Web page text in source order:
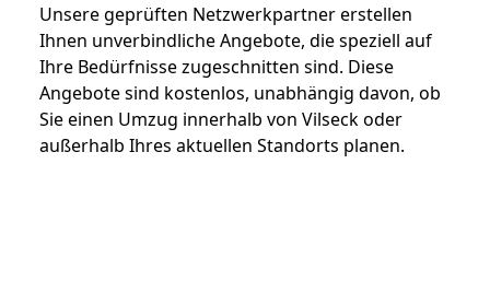
Unsere geprüften Netzwerkpartner erstellen
Ihnen unverbindliche Angebote, die speziell auf
Ihre Bedürfnisse zugeschnitten sind. Diese
Angebote sind kostenlos, unabhängig davon, ob
Sie einen Umzug innerhalb von Vilseck oder
außerhalb Ihres aktuellen Standorts planen.